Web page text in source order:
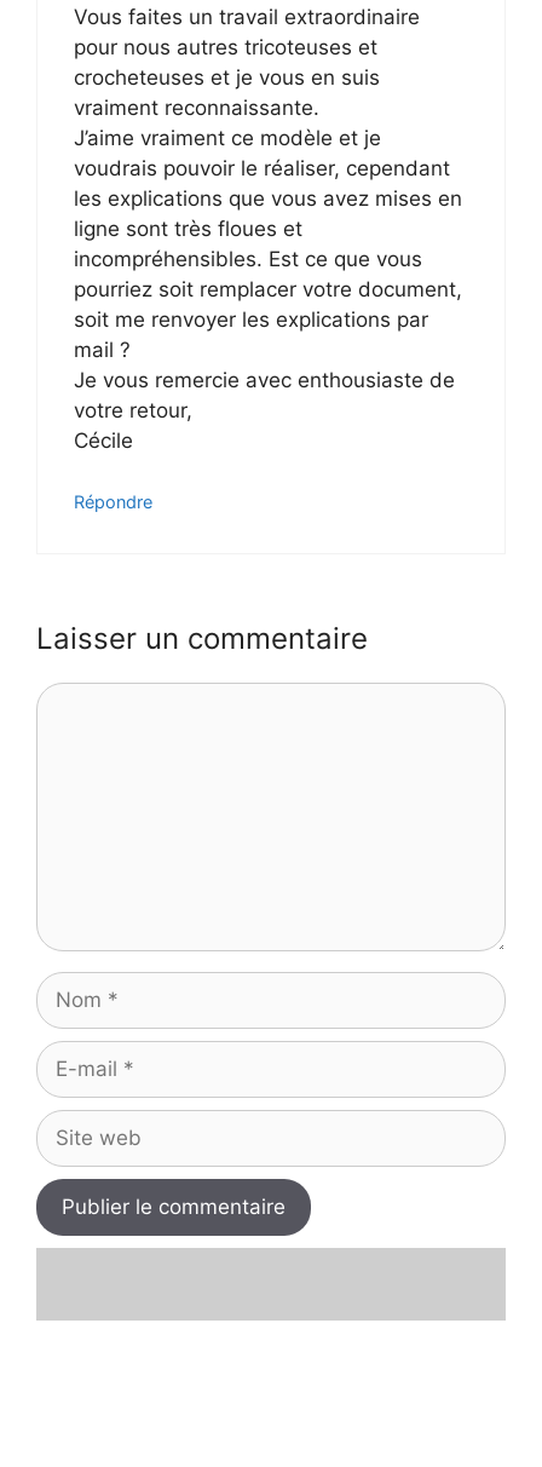
Vous faites un travail extraordinaire
pour nous autres tricoteuses et
crocheteuses et je vous en suis
vraiment reconnaissante.
J’aime vraiment ce modèle et je
voudrais pouvoir le réaliser, cependant
les explications que vous avez mises en
ligne sont très floues et
incompréhensibles. Est ce que vous
pourriez soit remplacer votre document,
soit me renvoyer les explications par
mail ?
Je vous remercie avec enthousiaste de
votre retour,
Cécile
Répondre
Laisser un commentaire
Commentaire
Nom
E-
mail
Site
web